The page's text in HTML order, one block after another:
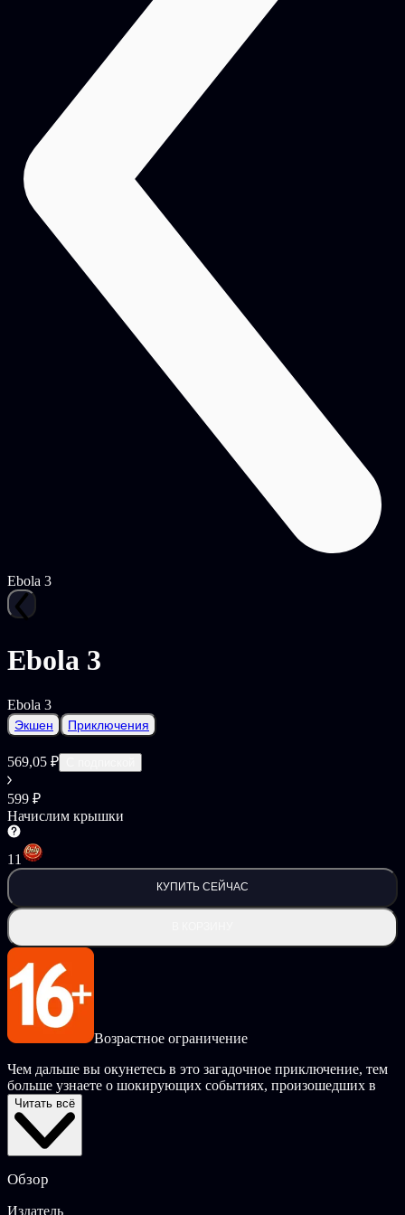
Ebola 3
Ebola 3
Ebola 3
Экшен Приключения
569,05 ₽
599 ₽
Начислим крышки
11
КУПИТЬ СЕЙЧАС
Возрастное ограничение
Чем дальше вы окунетесь в это загадочное приключение, тем
больше узнаете о шокирующих событиях, произошедших в
жизни Дэвида и клинике на Брут-стрит. Сюжет
разворачивается стремительно и погружает вас в мистическую
и опасную историю, написанную во всех лучших традициях
жанра Survival Horror. Во время игры вы посетите множество
головоломки, сразитесь с различными врагами и, по ходу
Читать всё
Обзор
Издатель